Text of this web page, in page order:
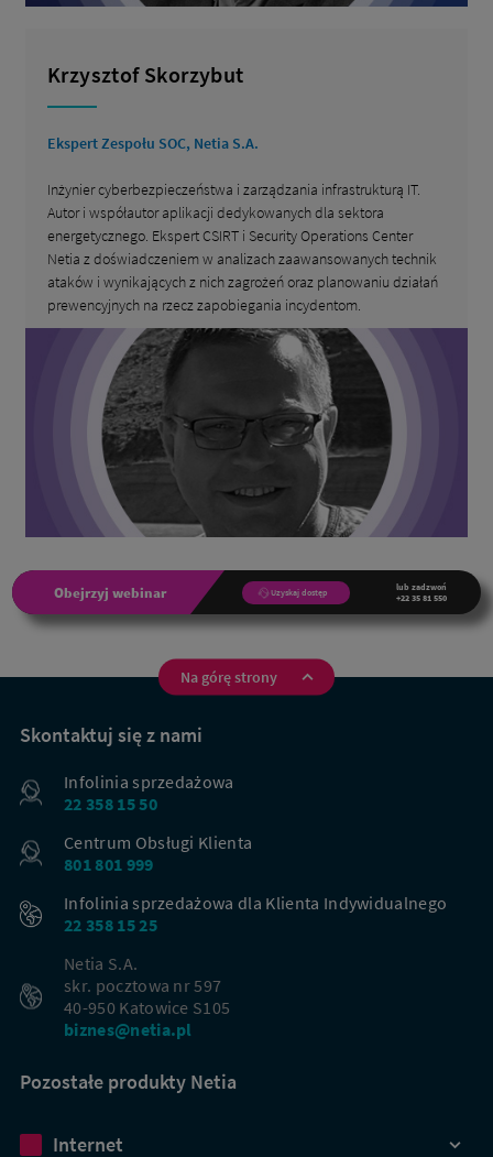
Krzysztof Skorzybut
Ekspert Zespołu SOC, Netia S.A.
Inżynier cyberbezpieczeństwa i zarządzania infrastrukturą IT.
Autor i współautor aplikacji dedykowanych dla sektora
energetycznego. Ekspert CSIRT i Security Operations Center
Netia z doświadczeniem w analizach zaawansowanych technik
ataków i wynikających z nich zagrożeń oraz planowaniu działań
prewencyjnych na rzecz zapobiegania incydentom.
Obejrzyj webinar Uzyskaj dostęp
lub zadzwoń
+22 35 81 550
Na górę strony
Skontaktuj się z nami
Infolinia sprzedażowa
22 358 15 50
Centrum Obsługi Klienta
801 801 999
Infolinia sprzedażowa dla Klienta Indywidualnego
22 358 15 25
Netia S.A.
skr. pocztowa nr 597
40-950 Katowice S105
biznes@netia.pl
Pozostałe produkty Netia
Internet
Używamy plików cookies lub podobnych technologii w celu zapewnienia Ci dostępu do serwisu,